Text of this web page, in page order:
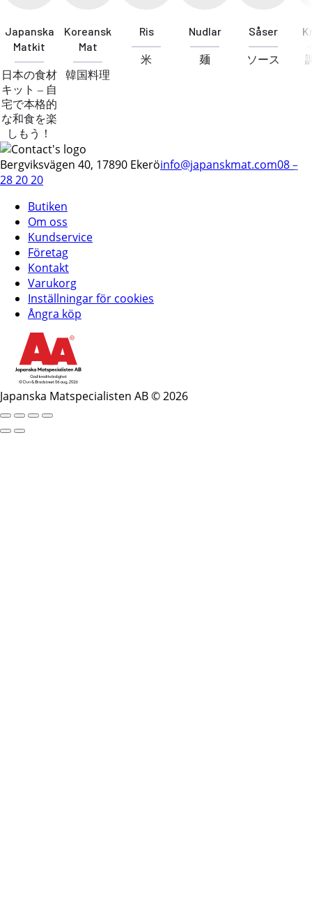
Japanska
Matkit
日本の食材
キット – 自
宅で本格的
な和食を楽
しもう！
Koreansk
Mat
韓国料理
Ris
米
Nudlar
麺
Såser
ソース
Bergviksvägen 40, 17890 Ekeröinfo@japanskmat.com08 –
28 20 20
Butiken
Om oss
Kundservice
Företag
Kontakt
Varukorg
Inställningar för cookies
Ångra köp
Japanska Matspecialisten AB © 2026